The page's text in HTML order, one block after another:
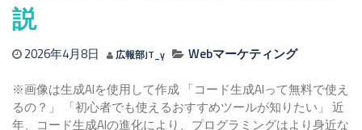
お
す
め
説
2026年4月8日 広報部JT_y
Webマーケティング
※画像は生成AIを使用して作成 「コード生成AIって無料で使え
るの？」 「初心者でも使えるおすすめツールが知りたい」 近
年、コード生成AIの進化により、プログラミングはより身近な